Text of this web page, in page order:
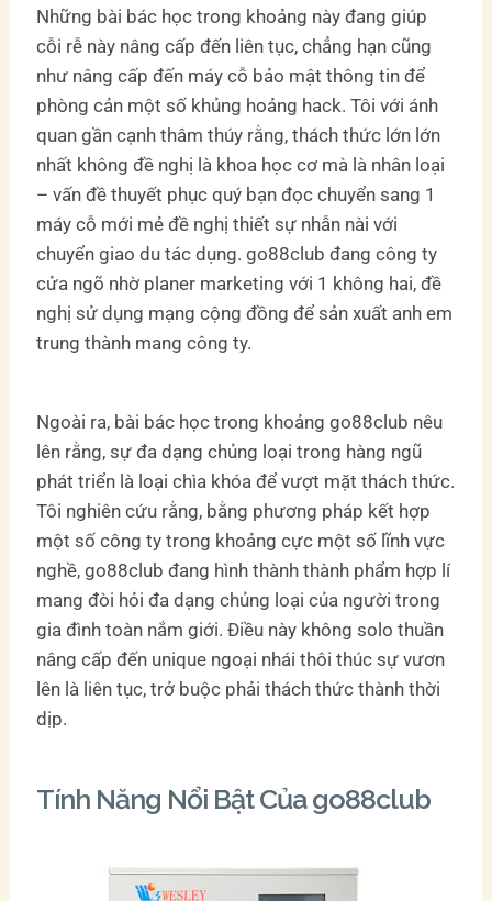
Những bài bác học trong khoảng này đang giúp
cỗi rễ này nâng cấp đến liên tục, chẳng hạn cũng
như nâng cấp đến máy cỗ bảo mật thông tin để
phòng cản một số khủng hoảng hack. Tôi với ánh
quan gần cạnh thâm thúy rằng, thách thức lớn lớn
nhất không đề nghị là khoa học cơ mà là nhân loại
– vấn đề thuyết phục quý bạn đọc chuyển sang 1
máy cỗ mới mẻ đề nghị thiết sự nhẫn nài với
chuyển giao du tác dụng. go88club đang công ty
cửa ngõ nhờ planer marketing với 1 không hai, đề
nghị sử dụng mạng cộng đồng để sản xuất anh em
trung thành mang công ty.
Ngoài ra, bài bác học trong khoảng go88club nêu
lên rằng, sự đa dạng chủng loại trong hàng ngũ
phát triển là loại chìa khóa để vượt mặt thách thức.
Tôi nghiên cứu rằng, bằng phương pháp kết hợp
một số công ty trong khoảng cực một số lĩnh vực
nghề, go88club đang hình thành thành phẩm hợp lí
mang đòi hỏi đa dạng chủng loại của người trong
gia đình toàn nắm giới. Điều này không solo thuần
nâng cấp đến unique ngoại nhái thôi thúc sự vươn
lên là liên tục, trở buộc phải thách thức thành thời
dịp.
Tính Năng Nổi Bật Của go88club